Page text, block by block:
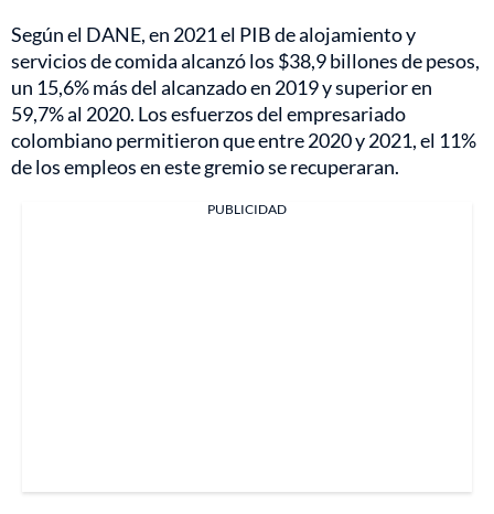
Según el DANE, en 2021 el PIB de alojamiento y
servicios de comida alcanzó los $38,9 billones de pesos,
un 15,6% más del alcanzado en 2019 y superior en
59,7% al 2020. Los esfuerzos del empresariado
colombiano permitieron que entre 2020 y 2021, el 11%
de los empleos en este gremio se recuperaran.
PUBLICIDAD